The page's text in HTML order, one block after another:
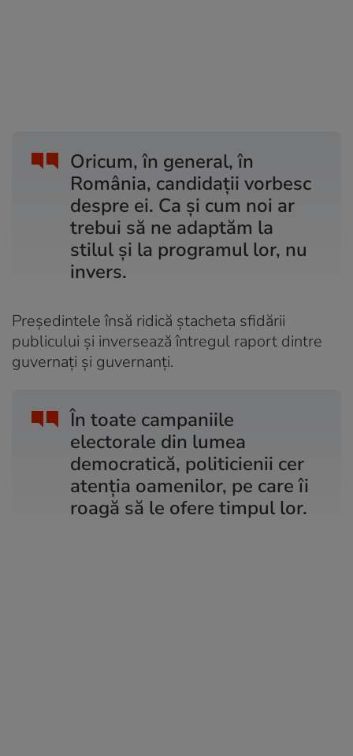
Oricum, în general, în
România, candidații vorbesc
despre ei. Ca și cum noi ar
trebui să ne adaptăm la
stilul și la programul lor, nu
invers.
Președintele însă ridică ștacheta sfidării
publicului și inversează întregul raport dintre
guvernați și guvernanți.
În toate campaniile
electorale din lumea
democratică, politicienii cer
atenția oamenilor, pe care îi
roagă să le ofere timpul lor.